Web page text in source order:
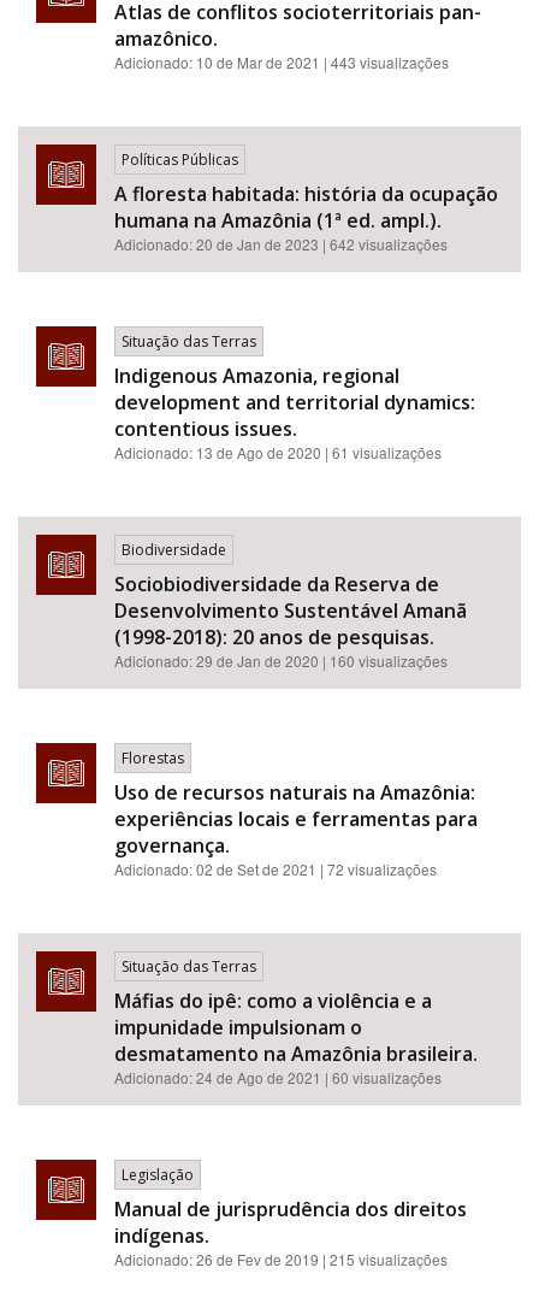
Atlas de conflitos socioterritoriais pan-
amazônico.
Adicionado: 10 de Mar de 2021 | 443 visualizações
Políticas Públicas
A floresta habitada: história da ocupação
humana na Amazônia (1ª ed. ampl.).
Adicionado:20 de Jan de 2023 | 642 visualizações
Situação das Terras
Indigenous Amazonia, regional
development and territorial dynamics:
contentious issues.
Adicionado: 13 de Ago de 2020 | 61 visualizações
Biodiversidade
Sociobiodiversidade da Reserva de
Desenvolvimento Sustentável Amanã
(1998-2018): 20 anos de pesquisas.
Adicionado:29 de Jan de 2020 | 160 visualizações
Florestas
Uso de recursos naturais na Amazônia:
experiências locais e ferramentas para
governança.
Adicionado:02 de Set de 2021 | 72 visualizações
Situação das Terras
Máfias do ipê: como a violência e a
impunidade impulsionam o
desmatamento na Amazônia brasileira.
Adicionado:24 de Ago de 2021 | 60 visualizações
Legislação
Manual de jurisprudência dos direitos
indígenas.
Adicionado:26 de Fev de 2019 | 215 visualizações